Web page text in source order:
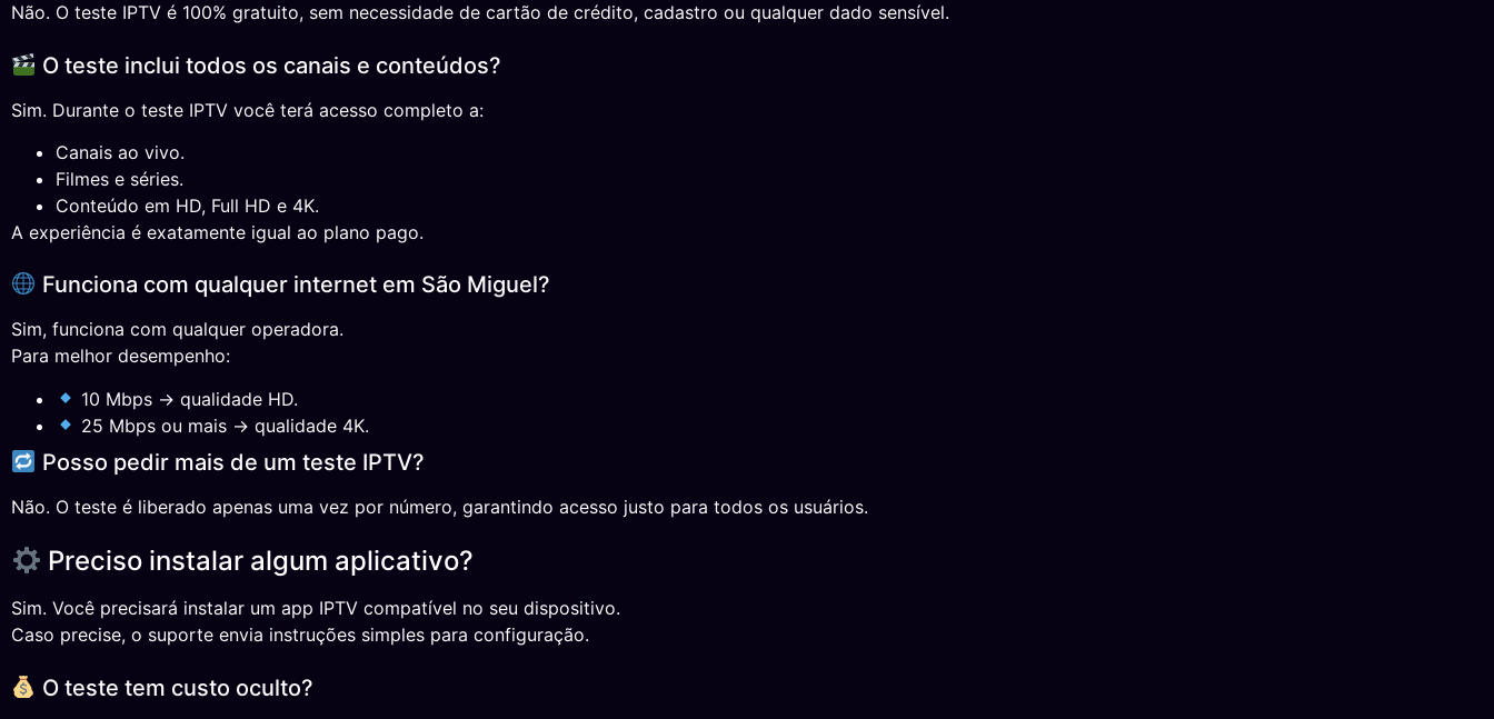
Não. O teste IPTV é 100% gratuito, sem necessidade de cartão de crédito, cadastro ou qualquer dado sensível.
O teste inclui todos os canais e conteúdos?
Sim. Durante o teste IPTV você terá acesso completo a:
Canais ao vivo.
Filmes e séries.
Conteúdo em HD, Full HD e 4K.
A experiência é exatamente igual ao plano pago.
Funciona com qualquer internet em São Miguel?
Sim, funciona com qualquer operadora.
Para melhor desempenho:
10 Mbps → qualidade HD.
25 Mbps ou mais → qualidade 4K.
Posso pedir mais de um teste IPTV?
Não. O teste é liberado apenas uma vez por número, garantindo acesso justo para todos os usuários.
Preciso instalar algum aplicativo?
Sim. Você precisará instalar um app IPTV compatível no seu dispositivo.
Caso precise, o suporte envia instruções simples para configuração.
O teste tem custo oculto?